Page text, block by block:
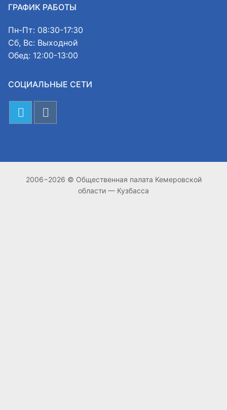
ГРАФИК РАБОТЫ
Пн-Пт: 08:30-17:30
Сб, Вс: Выходной
Обед: 12:00-13:00
СОЦИАЛЬНЫЕ СЕТИ
2006−2026 © Общественная палата Кемеровской
области — Кузбасса